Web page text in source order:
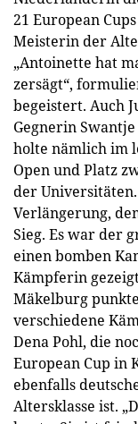
21 European
Meisterin der
„Antoinette hat
zersägt“,
begeistert. Auch
Gegnerin
holte nämlich im
Open und Platz
der
Verlängerung,
Sieg. Es war der
einen bomben
Kämpferin
Mäkelburg
verschiedene
Dena Pohl, die
European Cup in
ebenfalls
Altersklasse ist.